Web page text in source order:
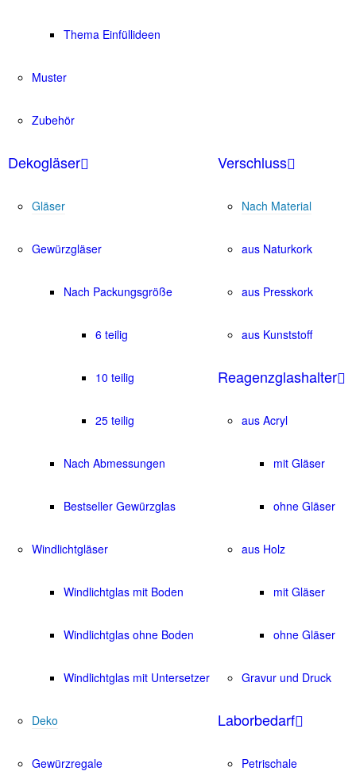
Thema Einfüllideen
Muster
Zubehör
Dekogläser
Gläser
Gewürzgläser
Nach Packungsgröße
6 teilig
10 teilig
25 teilig
Nach Abmessungen
Bestseller Gewürzglas
Windlichtgläser
Windlichtglas mit Boden
Windlichtglas ohne Boden
Windlichtglas mit Untersetzer
Deko
Gewürzregale
Verschluss
Nach Material
aus Naturkork
aus Presskork
aus Kunststoff
Reagenzglashalter
aus Acryl
mit Gläser
ohne Gläser
aus Holz
mit Gläser
ohne Gläser
Gravur und Druck
Laborbedarf
Petrischale